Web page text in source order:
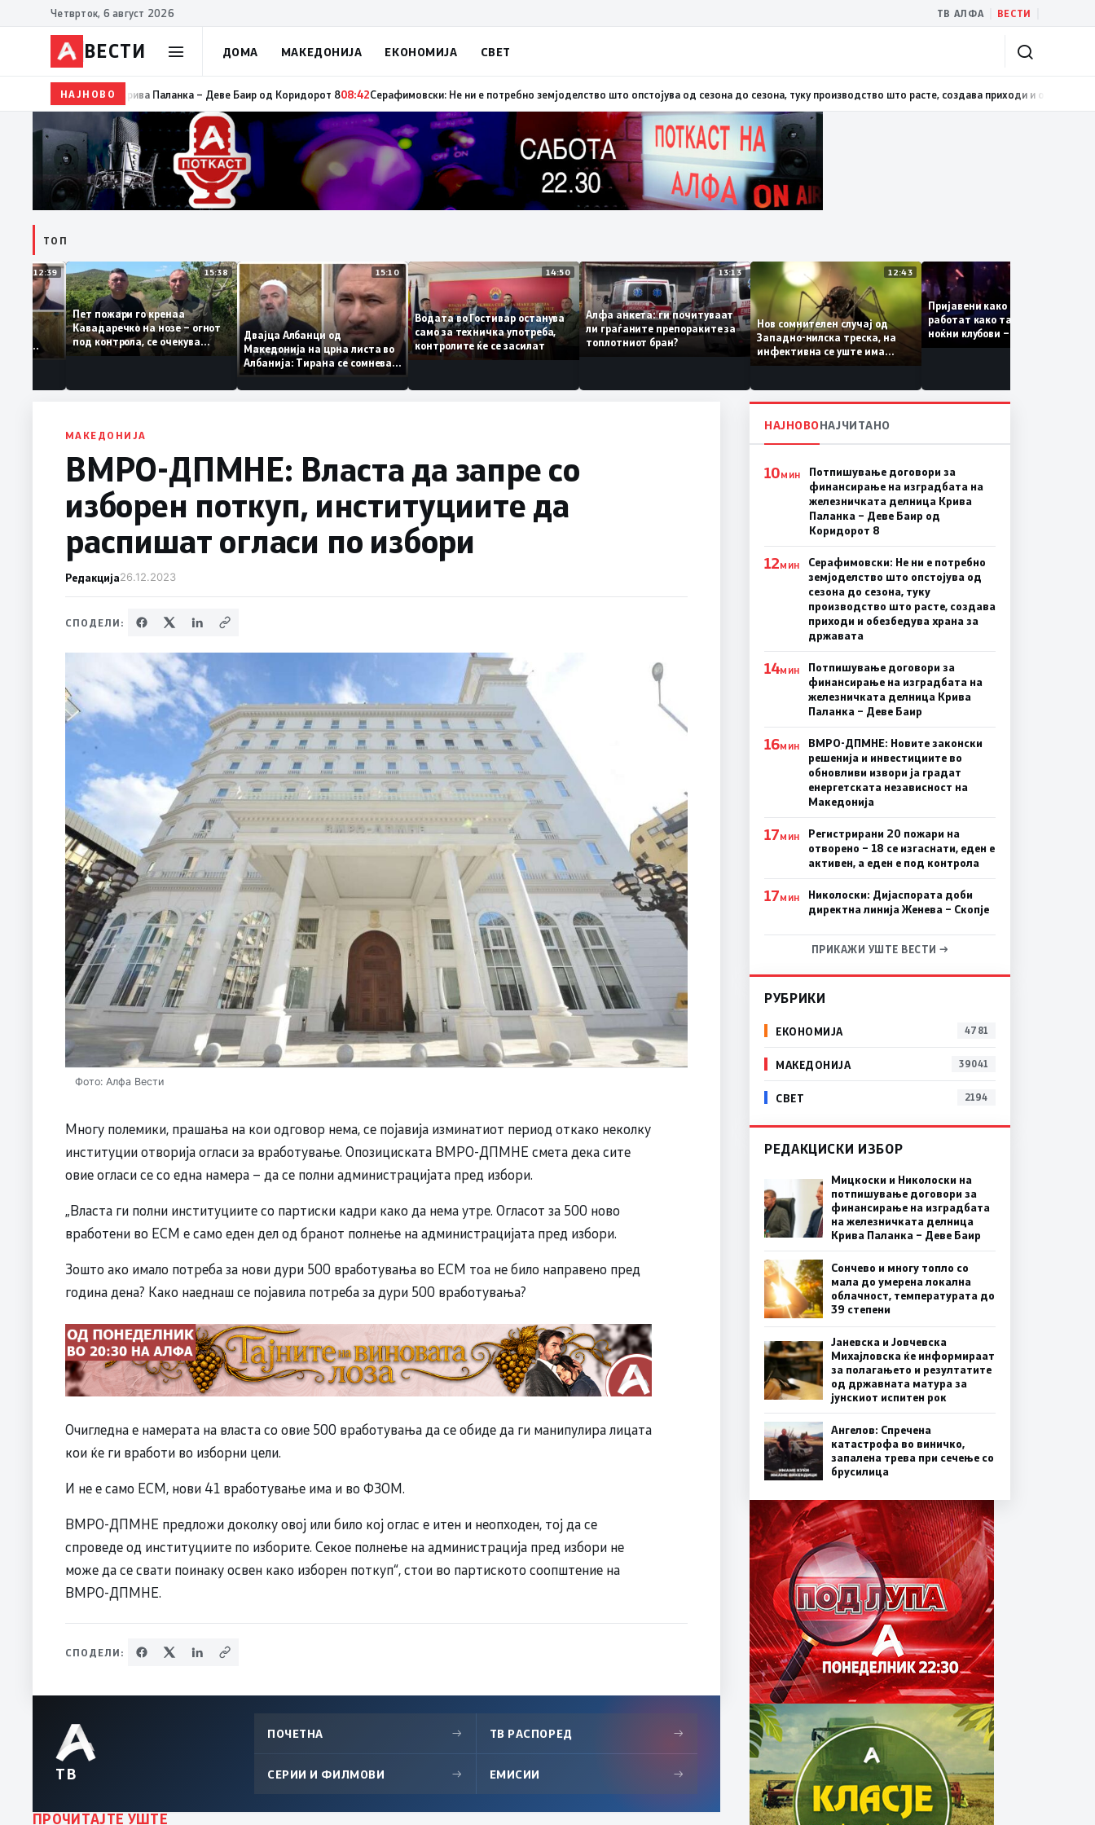
Четврток, 6 август 2026 ТВ АЛФА ВЕСТИ
ВЕСТИ ДОМА МАКЕДОНИЈА ЕКОНОМИЈА СВЕТ
НАЈНОВО08:45Потпишување договори за финансирање на изградбата на железничката делница Крива Паланка – Деве Баир од Коридорот 808:42Серафимовски: Не ни е потребно земјоделство што
ТОП
12:39
За
му
од
кога му гори
15:38
Пет пожари го кренаа
Кавадаречко на нозе – огнот
под контрола, се очекува
целосно гаснење
15:10
Двајца Албанци од
Македонија на црна листа во
Албанија: Тирана се сомнева
дека работеле за
терористички организации
14:50
Водата во Гостивар останува
само за техничка употреба,
контролите ќе се засилат
13:13
Алфа анкета: ги почитуваат
ли граѓаните препораките за
топлотниот бран?
12:43
Нов сомнителен случај од
Западно-нилска треска, на
инфективна се уште има
пациенти во критична
Пријавени како туристки, а
работат како танчерки во
ноќни клубови – полицијата
откри сомнителна шема за
МАКЕДОНИЈА
ВМРО-ДПМНЕ: Власта да запре со
изборен поткуп, институциите да
распишат огласи по избори
Редакција26.12.2023
СПОДЕЛИ:
Фото: Алфа Вести
Многу полемики, прашања на кои одговор нема, се појавија изминатиот период откако неколку
институции отворија огласи за вработување. Опозициската ВМРО-ДПМНЕ смета дека сите
овие огласи се со една намера – да се полни администрацијата пред избори.
„Власта ги полни институциите со партиски кадри како да нема утре. Огласот за 500 ново
вработени во ЕСМ е само еден дел од бранот полнење на администрацијата пред избори.
Зошто ако имало потреба за нови дури 500 вработувања во ЕСМ тоа не било направено пред
година дена? Како наеднаш се појавила потреба за дури 500 вработувања?
Очигледна е намерата на власта со овие 500 вработувања да се обиде да ги манипулира лицата
кои ќе ги вработи во изборни цели.
И не е само ЕСМ, нови 41 вработување има и во ФЗОМ.
ВМРО-ДПМНЕ предложи доколку овој или било кој оглас е итен и неопходен, тој да се
спроведе од институциите по изборите. Секое полнење на администрација пред избори не
може да се свати поинаку освен како изборен поткуп“, стои во партиското соопштение на
ВМРО-ДПМНЕ.
СПОДЕЛИ:
ТВ
ПОЧЕТНА → ТВ РАСПОРЕД →
СЕРИИ И ФИЛМОВИ → ЕМИСИИ →
ПРОЧИТАЈТЕ УШТЕ
НАЈНОВОНАЈЧИТАНО
10МИН
Потпишување договори за
финансирање на изградбата на
железничката делница Крива
Паланка – Деве Баир од
Коридорот 8
12МИН
Серафимовски: Не ни е потребно
земјоделство што опстојува од
сезона до сезона, туку
производство што расте, создава
приходи и обезбедува храна за
државата
14МИН
Потпишување договори за
финансирање на изградбата на
железничката делница Крива
Паланка – Деве Баир
16МИН
ВМРО-ДПМНЕ: Новите законски
решенија и инвестициите во
обновливи извори ја градат
енергетската независност на
Македонија
17МИН
Регистрирани 20 пожари на
отворено – 18 се изгаснати, еден е
активен, а еден е под контрола
17МИН
Николоски: Дијаспората доби
директна линија Женева – Скопје
ПРИКАЖИ УШТЕ ВЕСТИ →
РУБРИКИ
ЕКОНОМИЈА 4781
МАКЕДОНИЈА 39041
СВЕТ 2194
РЕДАКЦИСКИ ИЗБОР
Мицкоски и Николоски на
потпишување договори за
финансирање на изградбата
на железничката делница
Крива Паланка – Деве Баир
Сончево и многу топло со
мала до умерена локална
облачност, температурата до
39 степени
Јаневска и Јовчевска
Михајловска ќе информираат
за полагањето и резултатите
од државната матура за
јунскиот испитен рок
Ангелов: Спречена
катастрофа во виничко,
запалена трева при сечење со
брусилица